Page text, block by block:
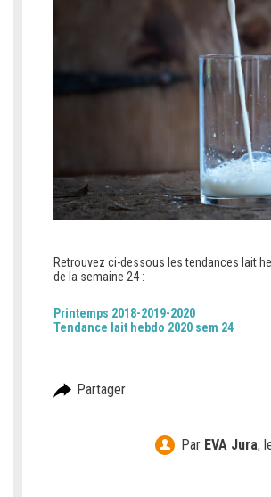
Retrouvez ci-dessous les tendances lait
de la semaine 24 :
Printemps 2018-2019-2020
Tendance lait hebdo 2020 sem 24
Partager
Par EVA Jura,